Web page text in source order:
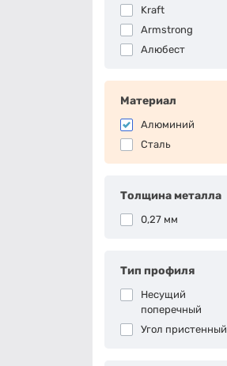
Kraft
Armstrong
Алюбест
Материал
Алюминий
Сталь
Толщина металла
0,27 мм
Тип профиля
Несущий
поперечный
Угол пристенный